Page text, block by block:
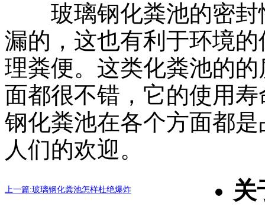
玻璃钢化粪池的密
漏的，这也有利于环境
理粪便。这类化粪池的
面都很不错，它的使用
钢化粪池在各个方面都
人们的欢迎。
上一篇:玻璃钢化粪池怎样杜绝爆炸 关